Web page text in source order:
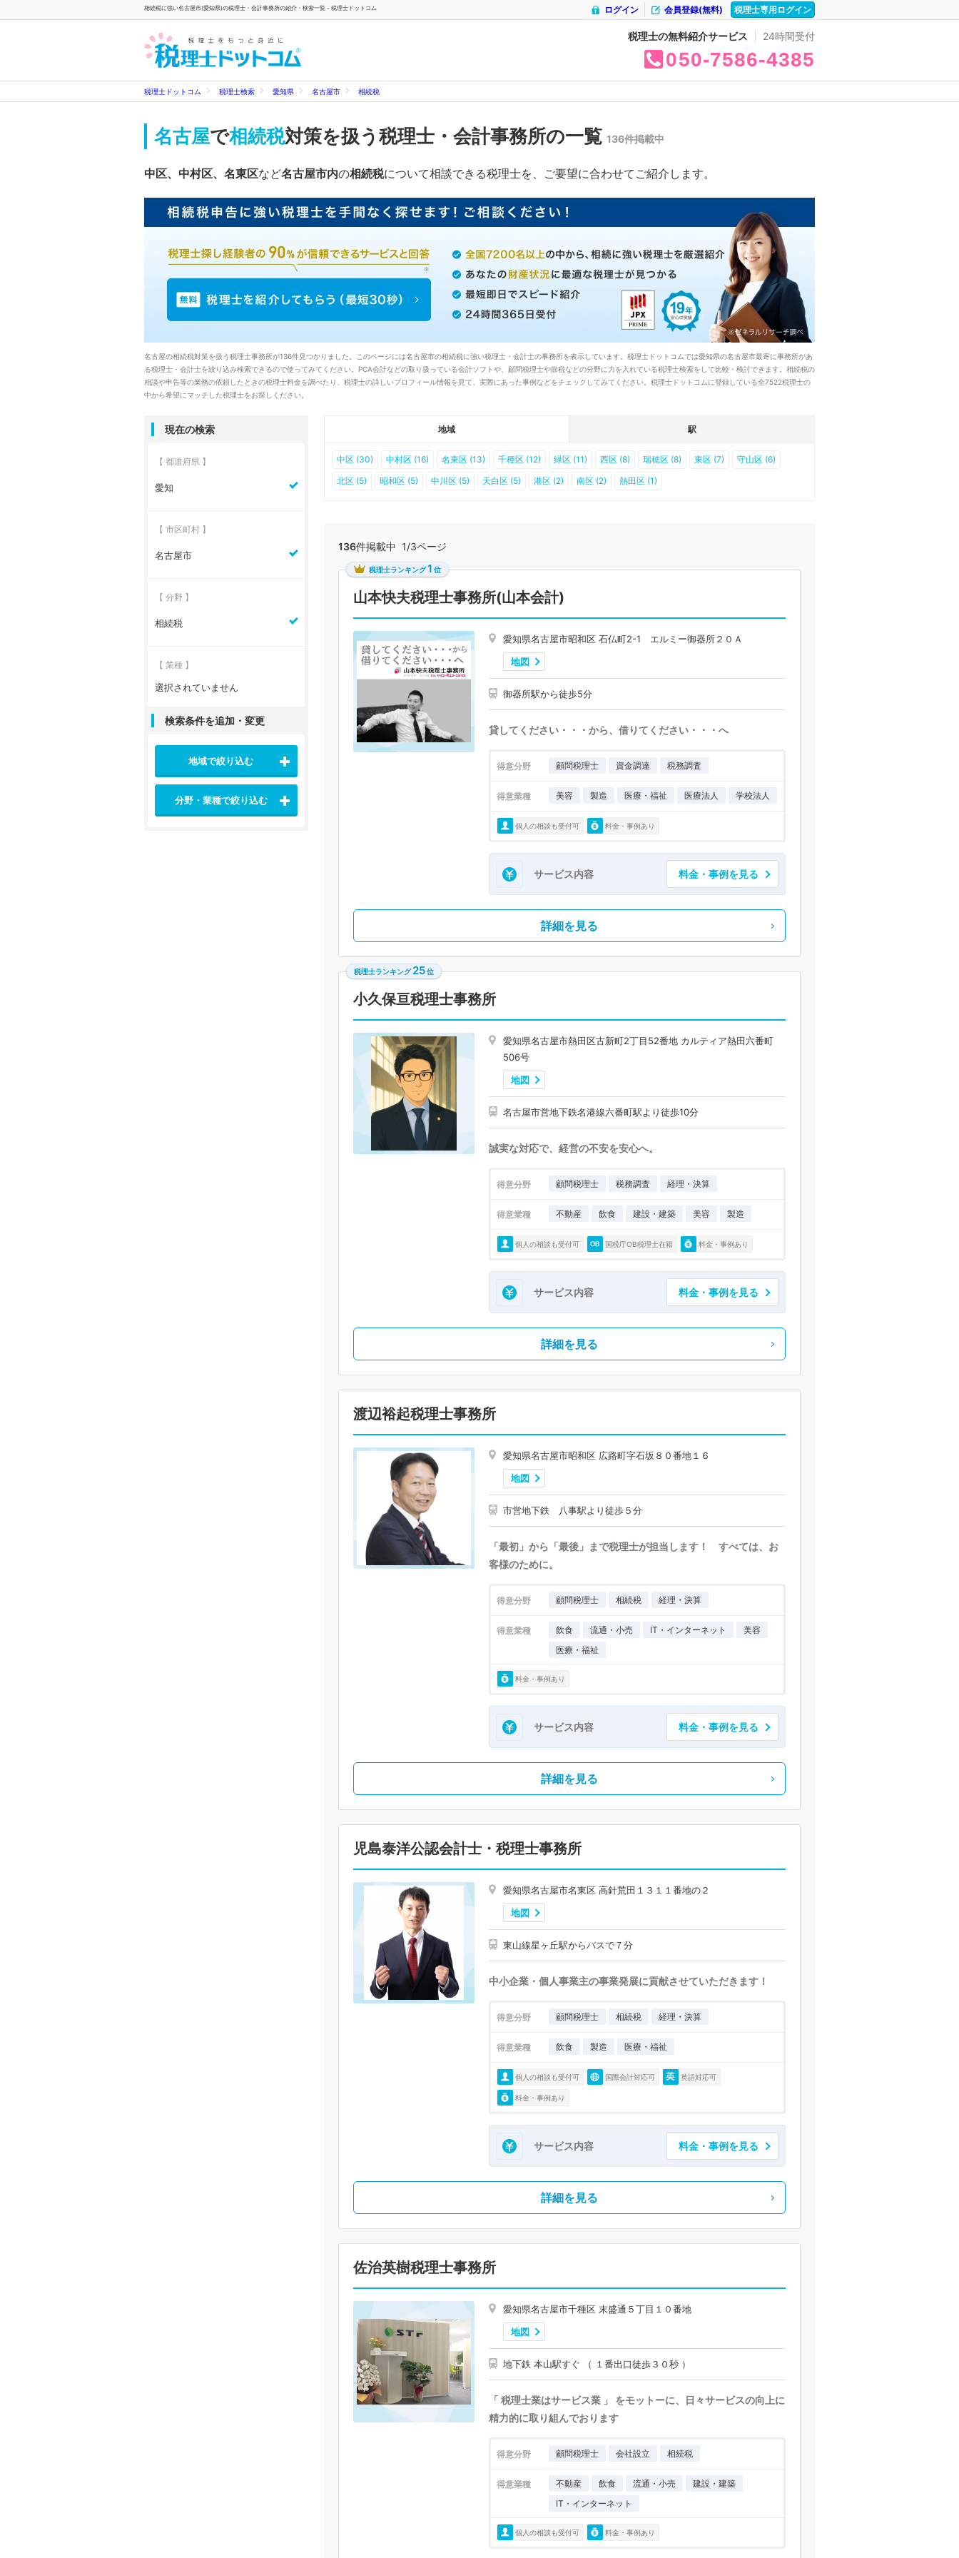
相続税に強い名古屋市(愛知県)の税理士・会計事務所の紹介・検索一覧 - 税理士ドットコム 税理士専用ログイン
会員登録(無料)
ログイン
税理士の無料紹介サービス 24時間受付
050 7586 4385
税理士ドットコム 税理士検索 愛知県 名古屋市 相続税
名古屋で相続税対策を扱う税理士・会計事務所の一覧 136件掲載中
中区、中村区、名東区など名古屋市内の相続税について相談できる税理士を、ご要望に合わせてご紹介します。
名古屋の相続税対策を扱う税理士事務所が136件見つかりました。このページには名古屋市の相続税に強い税理士・会計士の事務所を表示しています。税理士ドットコムでは愛知県の名古屋市最寄に事務所があ
る税理士・会計士を絞り込み検索できるので使ってみてください。PCA会計などの取り扱っている会計ソフトや、顧問税理士や節税などの分野に力を入れている税理士検索をして比較・検討できます。相続税の
相談や申告等の業務の依頼したときの税理士料金を調べたり、税理士の詳しいプロフィール情報を見て、実際にあった事例などをチェックしてみてください。税理士ドットコムに登録している全7522税理士の
中から希望にマッチした税理士をお探しください。
地域 駅
中区 (30) 中村区 (16) 名東区 (13) 千種区 (12) 緑区 (11) 西区 (8) 瑞穂区 (8) 東区 (7)
守山区 (6)
北区 (5)
昭和区 (5) 中川区 (5) 天白区 (5) 港区 (2) 南区 (2) 熱田区 (1)
136件掲載中 1/3ページ
税理士ランキング1 位
山本快夫税理士事務所(山本会計)
愛知県名古屋市昭和区 石仏町2-1 エルミー御器所２０Ａ
地図
御器所駅から徒歩5分
貸してください・・・から、借りてください・・・へ
得意分野 顧問税理士 資金調達 税務調査
得意業種 美容 製造 医療・福祉 医療法人 学校法人
個人の相談も受付可 料金・事例あり
サービス内容 料金・事例を見る
詳細を見る
税理士ランキング 25位
小久保亘税理士事務所
愛知県名古屋市熱田区古新町2丁目52番地 カルティア熱田六番町
506号
地図
名古屋市営地下鉄名港線六番町駅より徒歩10分
誠実な対応で、経営の不安を安心へ。
得意分野 顧問税理士 税務調査 経理・決算
得意業種 不動産 飲食 建設・建築 美容 製造
個人の相談も受付可 国税庁OB税理士在籍 料金・事例あり
サービス内容 料金・事例を見る
詳細を見る
渡辺裕起税理士事務所
愛知県名古屋市昭和区 広路町字石坂８０番地１６
地図
市営地下鉄 八事駅より徒歩５分
「最初」から「最後」まで税理士が担当します！ すべては、お
客様のために。
得意分野 顧問税理士 相続税 経理・決算
得意業種 飲食 流通・小売 IT・インターネット
美容
医療・福祉
料金・事例あり
サービス内容 料金・事例を見る
詳細を見る
児島泰洋公認会計士・税理士事務所
愛知県名古屋市名東区 高針荒田１３１１番地の２
地図
東山線星ヶ丘駅からバスで７分
中小企業・個人事業主の事業発展に貢献させていただきます！
得意分野 顧問税理士 相続税 経理・決算
得意業種 飲食 製造 医療・福祉
個人の相談も受付可 国際会計対応可 英語対応可
料金・事例あり
サービス内容 料金・事例を見る
詳細を見る
佐治英樹税理士事務所
愛知県名古屋市千種区 末盛通５丁目１０番地
地図
地下鉄 本山駅すぐ （ １番出口徒歩３０秒 ）
「 税理士業はサービス業 」 をモットーに、日々サービスの向上に
精力的に取り組んでおります
得意分野 顧問税理士 会社設立 相続税
得意業種 不動産 飲食 流通・小売
建設・建築
IT・インターネット
個人の相談も受付可 料金・事例あり
現在の検索
【 都道府県 】
愛知
【 市区町村 】
名古屋市
【 分野 】
相続税
【 業種 】
選択されていません
検索条件を追加・変更
地域で絞り込む
分野・業種で絞り込む